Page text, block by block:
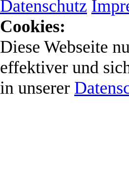
Datenschutz
Cookies:
Diese Webseite
effektiver und
in unserer